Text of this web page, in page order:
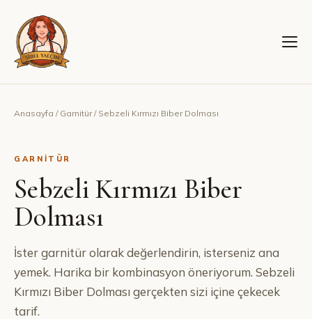
Anasayfa / Garnitür/ Sebzeli Kırmızı Biber Dolması
GARNITÜR
Sebzeli Kırmızı Biber
Dolması
İster garnitür olarak değerlendirin, isterseniz ana
yemek. Harika bir kombinasyon öneriyorum. Sebzeli
Kırmızı Biber Dolması gerçekten sizi içine çekecek
tarif.